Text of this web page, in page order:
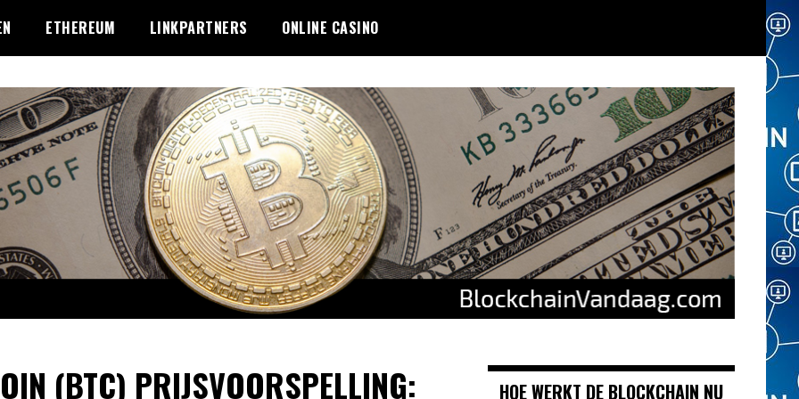
ETHEREUM LINKPARTNERS ONLINE CASINO
(BTC) PRIJSVOORSPELLING:
HOE WERKT DE BLOCKCHAIN NU